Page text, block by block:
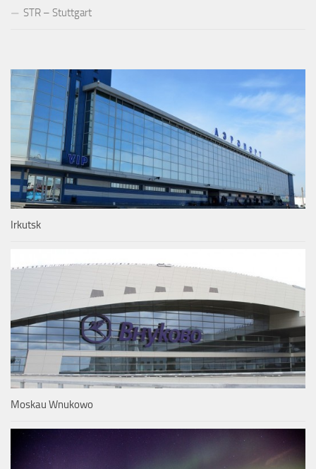
STR – Stuttgart
Irkutsk
Moskau Wnukowo